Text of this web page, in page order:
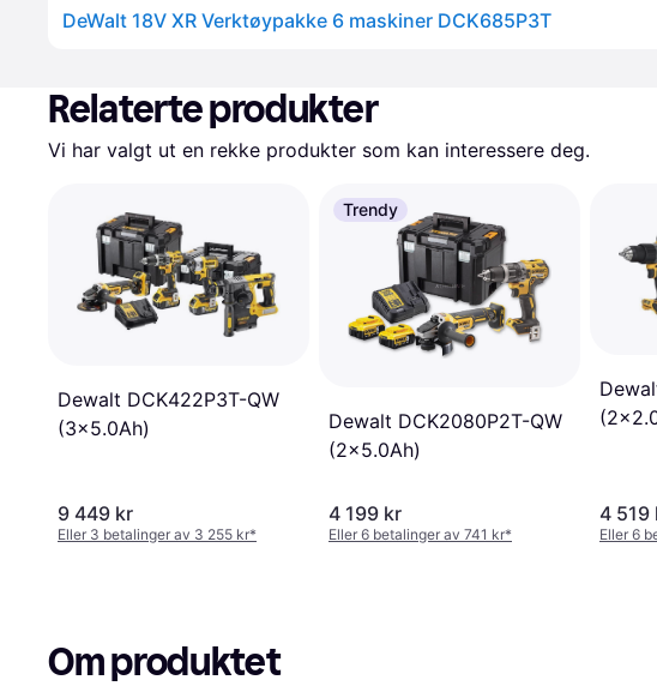
DeWalt 18V XR Verktøypakke 6 maskiner DCK685P3T
Relaterte produkter
Vi har valgt ut en rekke produkter som kan interessere deg.
Dewalt ‎DCK422P3T-QW
(3x5.0Ah)
9 449 kr
Eller 3 betalinger av 3 255 kr*
Trendy
Dewalt DCK2080P2T-QW
(2x5.0Ah)
4 199 kr
Eller 6 betalinger av 741 kr*
4 519
Eller 6
Om produktet